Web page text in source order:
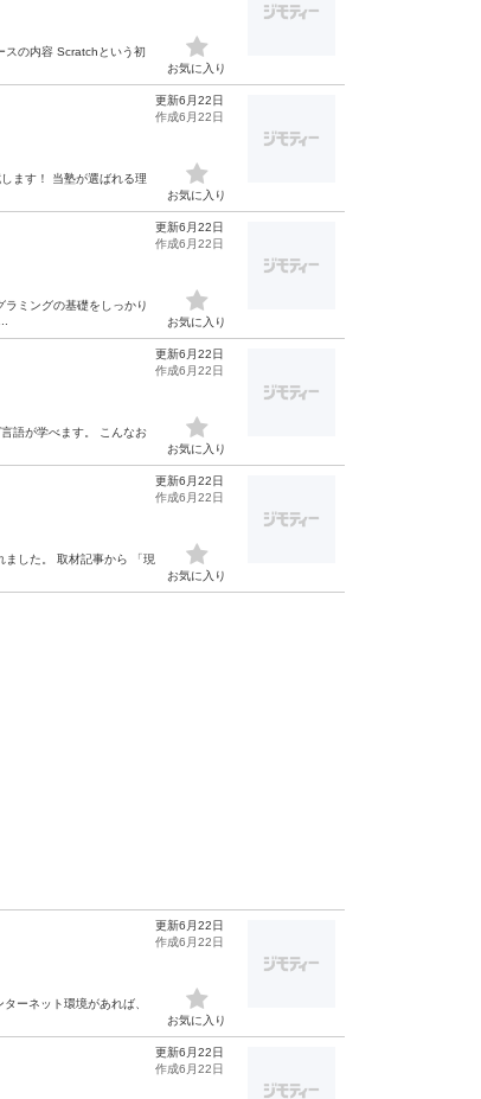
スの内容 Scratchという初
お気に入り
ます！ 当塾が選ばれる理
更新6月22日
作成6月22日
お気に入り
ラミングの基礎をしっかり
更新6月22日
作成6月22日
お気に入り
語が学べます。 こんなお
更新6月22日
作成6月22日
お気に入り
ました。 取材記事から 「現
更新6月22日
作成6月22日
お気に入り
ーネット環境があれば、
更新6月22日
作成6月22日
お気に入り
更新6月22日
作成6月22日